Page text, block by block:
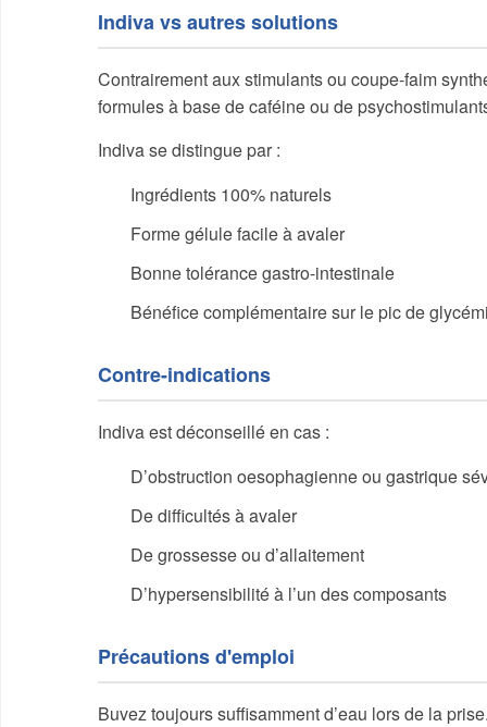
Indiva vs autres solutions
Contrairement aux stimulants ou coupe-faim
formules à base de caféine ou de
Indiva se distingue par :
Ingrédients 100% naturels
Forme gélule facile à avaler
Bonne tolérance gastro-intestinale
Bénéfice complémentaire sur le pic de
Contre-indications
Indiva est déconseillé en cas :
D’obstruction oesophagienne ou gastrique
De difficultés à avaler
De grossesse ou d’allaitement
D’hypersensibilité à l’un des composants
Précautions d'emploi
Buvez toujours suffisamment d’eau lors de la